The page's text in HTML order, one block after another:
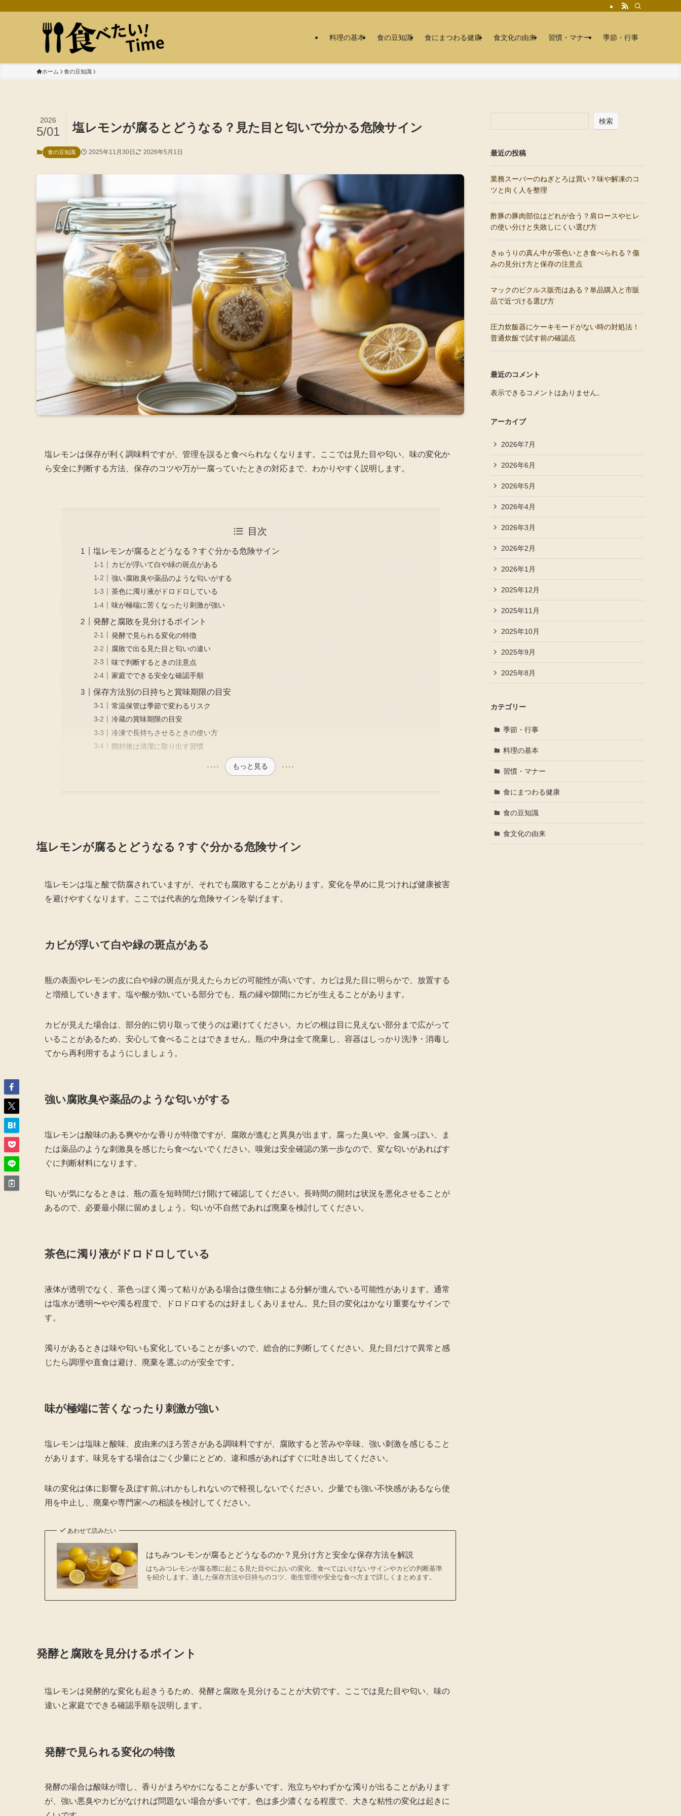
料理の基本 食の豆知識 食にまつわる健康 食文化の由来 習慣・マナー 季節・行事
ホーム 食の豆知識
塩レモンが腐るとどうなる？見た目と匂いで分かる危険サイン
2026
5/01
食の豆知識 2025年11月30日 2026年5月1日
塩レモンは保存が利く調味料ですが、管理を誤ると食べられなくなります。ここでは見た目や匂い、味の変化か
ら安全に判断する方法、保存のコツや万が一腐っていたときの対応まで、わかりやすく説明します。
目次
塩レモンが腐るとどうなる？すぐ分かる危険サイン
カビが浮いて白や緑の斑点がある
強い腐敗臭や薬品のような匂いがする
茶色に濁り液がドロドロしている
味が極端に苦くなったり刺激が強い
発酵と腐敗を見分けるポイント
発酵で見られる変化の特徴
腐敗で出る見た目と匂いの違い
味で判断するときの注意点
家庭でできる安全な確認手順
保存方法別の日持ちと賞味期限の目安
常温保管は季節で変わるリスク
冷蔵の賞味期限の目安
冷凍で長持ちさせるときの使い方
開封後は清潔に取り出す習慣
もっと見る
塩レモンが腐るとどうなる？すぐ分かる危険サイン
塩レモンは塩と酸で防腐されていますが、それでも腐敗することがあります。変化を早めに見つければ健康被害
を避けやすくなります。ここでは代表的な危険サインを挙げます。
カビが浮いて白や緑の斑点がある
瓶の表面やレモンの皮に白や緑の斑点が見えたらカビの可能性が高いです。カビは見た目に明らかで、放置する
と増殖していきます。塩や酸が効いている部分でも、瓶の縁や隙間にカビが生えることがあります。
カビが見えた場合は、部分的に切り取って使うのは避けてください。カビの根は目に見えない部分まで広がって
いることがあるため、安心して食べることはできません。瓶の中身は全て廃棄し、容器はしっかり洗浄・消毒し
てから再利用するようにしましょう。
強い腐敗臭や薬品のような匂いがする
塩レモンは酸味のある爽やかな香りが特徴ですが、腐敗が進むと異臭が出ます。腐った臭いや、金属っぽい、ま
たは薬品のような刺激臭を感じたら食べないでください。嗅覚は安全確認の第一歩なので、変な匂いがあればす
ぐに判断材料になります。
匂いが気になるときは、瓶の蓋を短時間だけ開けて確認してください。長時間の開封は状況を悪化させることが
あるので、必要最小限に留めましょう。匂いが不自然であれば廃棄を検討してください。
茶色に濁り液がドロドロしている
液体が透明でなく、茶色っぽく濁って粘りがある場合は微生物による分解が進んでいる可能性があります。通常
は塩水が透明〜やや濁る程度で、ドロドロするのは好ましくありません。見た目の変化はかなり重要なサインで
す。
濁りがあるときは味や匂いも変化していることが多いので、総合的に判断してください。見た目だけで異常と感
じたら調理や直食は避け、廃棄を選ぶのが安全です。
味が極端に苦くなったり刺激が強い
塩レモンは塩味と酸味、皮由来のほろ苦さがある調味料ですが、腐敗すると苦みや辛味、強い刺激を感じること
があります。味見をする場合はごく少量にとどめ、違和感があればすぐに吐き出してください。
味の変化は体に影響を及ぼす前ぶれかもしれないので軽視しないでください。少量でも強い不快感があるなら使
用を中止し、廃棄や専門家への相談を検討してください。
あわせて読みたい
はちみつレモンが腐るとどうなるのか？見分け方と安全な保存方法を解説
はちみつレモンが腐る際に起こる見た目やにおいの変化、食べてはいけないサインやカビの判断基準
を紹介します。適した保存方法や日持ちのコツ、衛生管理や安全な食べ方まで詳しくまとめます。
発酵と腐敗を見分けるポイント
塩レモンは発酵的な変化も起きうるため、発酵と腐敗を見分けることが大切です。ここでは見た目や匂い、味の
違いと家庭でできる確認手順を説明します。
発酵で見られる変化の特徴
発酵の場合は酸味が増し、香りがまろやかになることが多いです。泡立ちやわずかな濁りが出ることがあります
が、強い悪臭やカビがなければ問題ない場合が多いです。色は多少濃くなる程度で、大きな粘性の変化は起きに
検索
最近の投稿
業務スーパーのねぎとろは買い？味や解凍のコ
ツと向く人を整理
酢豚の豚肉部位はどれが合う？肩ロースやヒレ
の使い分けと失敗しにくい選び方
きゅうりの真ん中が茶色いとき食べられる？傷
みの見分け方と保存の注意点
マックのピクルス販売はある？単品購入と市販
品で近づける選び方
圧力炊飯器にケーキモードがない時の対処法！
普通炊飯で試す前の確認点
最近のコメント
表示できるコメントはありません。
アーカイブ
2026年7月
2026年6月
2026年5月
2026年4月
2026年3月
2026年2月
2026年1月
2025年12月
2025年11月
2025年10月
2025年9月
2025年8月
カテゴリー
季節・行事
料理の基本
習慣・マナー
食にまつわる健康
食の豆知識
食文化の由来